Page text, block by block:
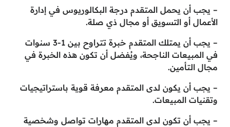
– يجب أن يحمل المتقدم درجة البكالوريوس في إدارة
الأعمال أو التسويق أو مجال ذي صلة.
– يجب أن يمتلك المتقدم خبرة تتراوح بين 1-3 سنوات
في المبيعات الناجحة، ويُفضل أن تكون هذه الخبرة في
مجال التأمين.
– يجب أن يكون لدى المتقدم معرفة قوية باستراتيجيات
وتقنيات المبيعات.
– يجب أن تكون لدى المتقدم مهارات تواصل وشخصية